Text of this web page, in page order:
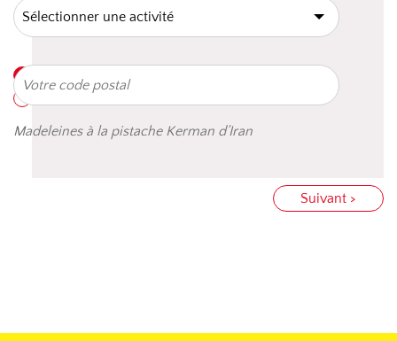
Madeleines à la pistache Kerman d’Iran
Suivant >